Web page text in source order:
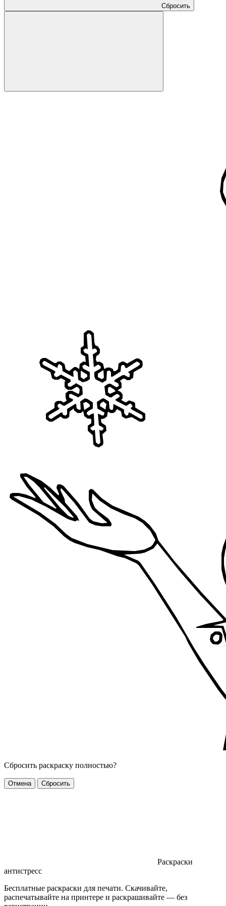
Сбросить
Сбросить раскраску полностью?
Отмена Сбросить
Раскраски
антистресс
Бесплатные раскраски для печати. Скачивайте,
распечатывайте на принтере и раскрашивайте — без